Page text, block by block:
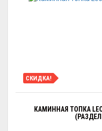
СКИДКА!
КАМИННАЯ ТОПКА